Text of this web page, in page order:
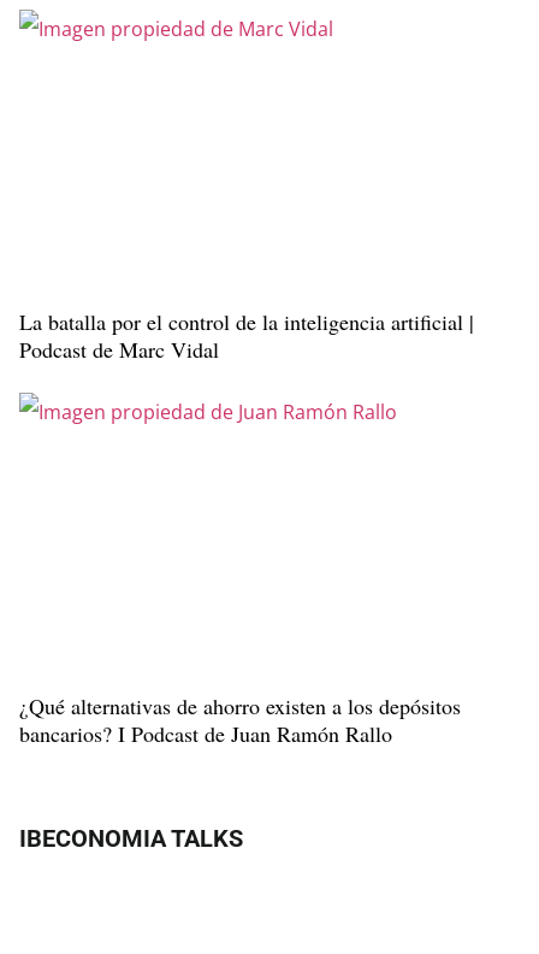
La batalla por el control de la inteligencia artificial |
Podcast de Marc Vidal
¿Qué alternativas de ahorro existen a los depósitos
bancarios? I Podcast de Juan Ramón Rallo
IBECONOMIA TALKS